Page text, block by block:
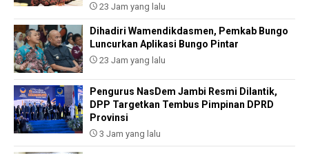
23 Jam yang lalu
Dihadiri Wamendikdasmen, Pemkab Bungo
Luncurkan Aplikasi Bungo Pintar
23 Jam yang lalu
Pengurus NasDem Jambi Resmi Dilantik,
DPP Targetkan Tembus Pimpinan DPRD
Provinsi
3 Jam yang lalu